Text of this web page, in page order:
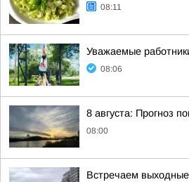
08:11
Уважаемые
08:06
8 августа: Прогноз
08:00
Встречаем